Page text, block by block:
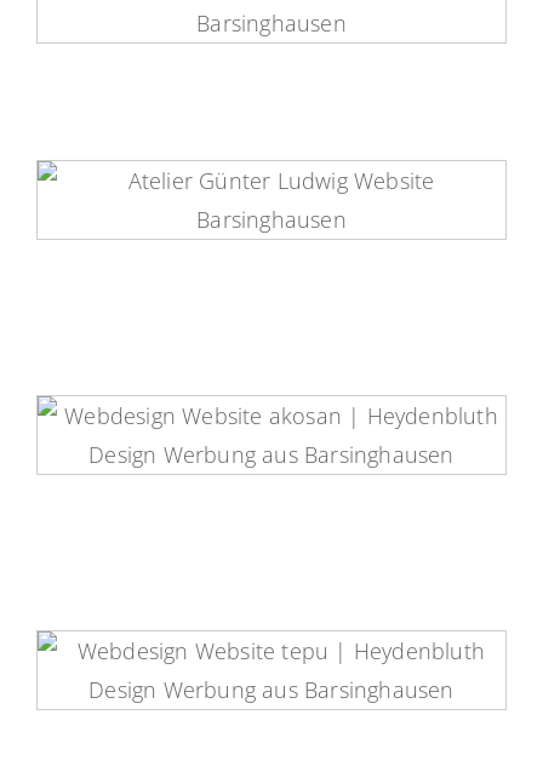
Gartenservice Huschke Website
Atelier Günter Ludwig
Barsinghausen Website
Akosan Website
tepu Website